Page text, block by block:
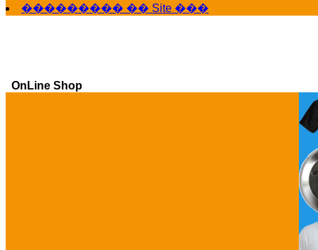
��������� �� Site ���
OnLine Shop